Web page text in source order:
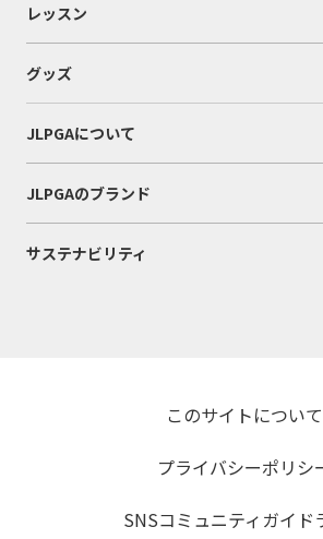
レッスン
グッズ
JLPGAについて
JLPGAのブランド
サステナビリティ
このサイトについて
プライバシーポリシ
SNSコミュニティガイド